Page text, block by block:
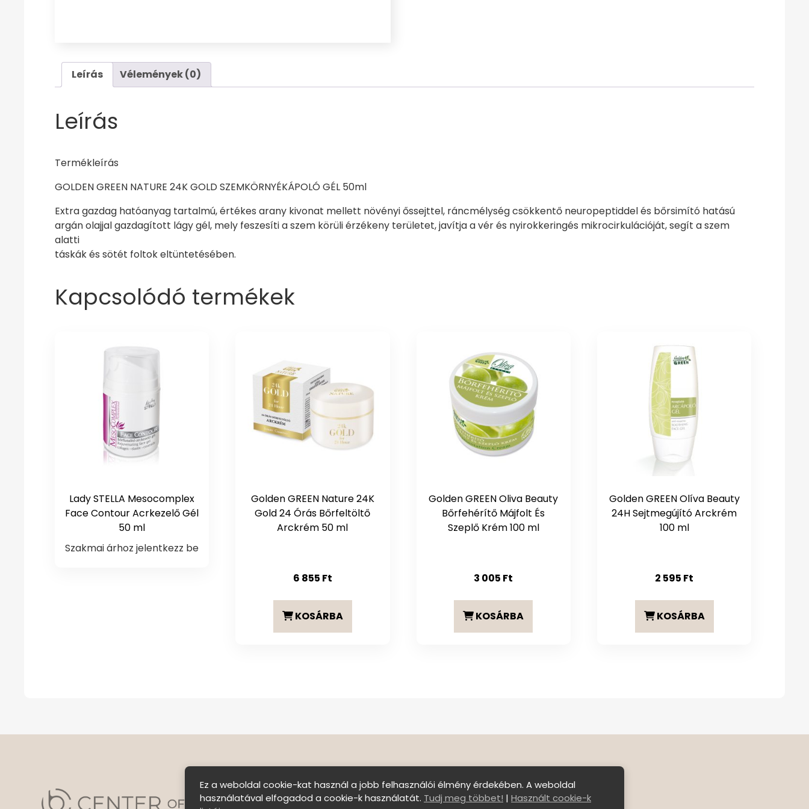
Leírás Vélemények (0)
Leírás
Termékleírás
GOLDEN GREEN NATURE 24K GOLD SZEMKÖRNYÉKÁPOLÓ GÉL 50ml
Extra gazdag hatóanyag tartalmú, értékes arany kivonat mellett növényi őssejttel, ráncmélység csökkentő neuropeptiddel és bőrsimító hatású
argán olajjal gazdagított lágy gél, mely feszesíti a szem körüli érzékeny területet, javítja a vér és nyirokkeringés mikrocirkulációját, segít a szem
alatti
táskák és sötét foltok eltüntetésében.
Kapcsolódó termékek
Lady STELLA Mesocomplex
Face Contour Acrkezelő Gél
50 ml
Szakmai árhoz jelentkezz be
Golden GREEN Nature 24K
Gold 24 Órás Bőrfeltöltő
Arckrém 50 ml
6 855 Ft
KOSÁRBA
Golden GREEN Oliva Beauty
Bőrfehérítő Májfolt És
Szeplő Krém 100 ml
3 005 Ft
KOSÁRBA
Golden GREEN Olíva Beauty
24H Sejtmegújító Arckrém
100 ml
2 595 Ft
KOSÁRBA
Ez a weboldal cookie-kat használ a jobb felhasználói élmény érdekében. A weboldal
használatával elfogadod a cookie-k használatát. Tudj meg többet! | Használt cookie-k